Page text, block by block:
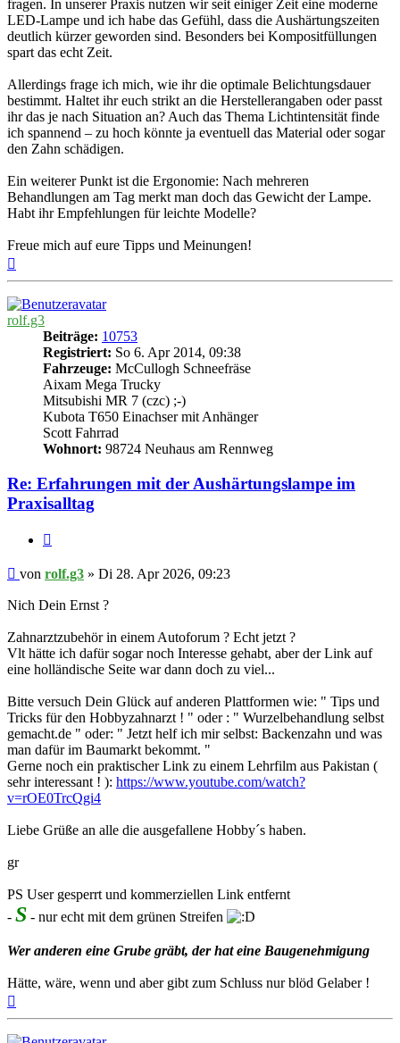
fragen. In unserer Praxis nutzen wir seit einiger Zeit eine moderne
LED-Lampe und ich habe das Gefühl, dass die Aushärtungszeiten
deutlich kürzer geworden sind. Besonders bei Kompositfüllungen
spart das echt Zeit.
Allerdings frage ich mich, wie ihr die optimale Belichtungsdauer
bestimmt. Haltet ihr euch strikt an die Herstellerangaben oder passt
ihr das je nach Situation an? Auch das Thema Lichtintensität finde
ich spannend – zu hoch könnte ja eventuell das Material oder sogar
den Zahn schädigen.
Ein weiterer Punkt ist die Ergonomie: Nach mehreren
Behandlungen am Tag merkt man doch das Gewicht der Lampe.
Habt ihr Empfehlungen für leichte Modelle?
Freue mich auf eure Tipps und Meinungen!
rolf.g3
Beiträge: 10753
Registriert: So 6. Apr 2014, 09:38
Fahrzeuge: McCullogh Schneefräse
Aixam Mega Trucky
Mitsubishi MR 7 (czc) ;-)
Kubota T650 Einachser mit Anhänger
Scott Fahrrad
Wohnort: 98724 Neuhaus am Rennweg
Re: Erfahrungen mit der Aushärtungslampe im
Praxisalltag
Beitrag
von rolf.g3 » Di 28. Apr 2026, 09:23
Nich Dein Ernst ?
Zahnarztzubehör in einem Autoforum ? Echt jetzt ?
Vlt hätte ich dafür sogar noch Interesse gehabt, aber der Link auf
eine holländische Seite war dann doch zu viel...
Bitte versuch Dein Glück auf anderen Plattformen wie: " Tips und
Tricks für den Hobbyzahnarzt ! " oder : " Wurzelbehandlung selbst
gemacht.de " oder: " Jetzt helf ich mir selbst: Backenzahn und was
man dafür im Baumarkt bekommt. "
Gerne noch ein praktischer Link zu einem Lehrfilm aus Pakistan (
sehr interessant ! ): https://www.youtube.com/watch?
v=rOE0TrcQgi4
Liebe Grüße an alle die ausgefallene Hobby´s haben.
gr
PS User gesperrt und kommerziellen Link entfernt
- S - nur echt mit dem grünen Streifen
Wer anderen eine Grube gräbt, der hat eine Baugenehmigung
Hätte, wäre, wenn und aber gibt zum Schluss nur blöd Gelaber !